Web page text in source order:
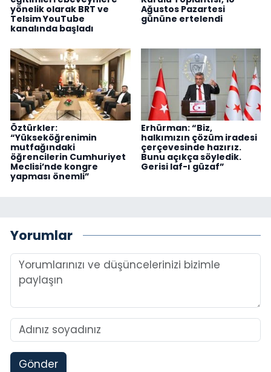
yönelik olarak BRT ve
Telsim YouTube
kanalında başladı
Ağustos Pazartesi
gününe ertelendi
Öztürkler:
“Yükseköğrenimin
mutfağındaki
öğrencilerin Cumhuriyet
Meclisi’nde kongre
yapması önemli”
Erhürman: “Biz,
halkımızın çözüm iradesi
çerçevesinde hazırız.
Bunu açıkça söyledik.
Gerisi laf-ı güzaf”
Yorumlar
Gönder